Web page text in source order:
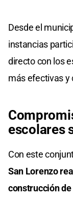
Desde el
instancias
directo con los
más efectivas y
escolares
Con este
San Lorenzo
construcción